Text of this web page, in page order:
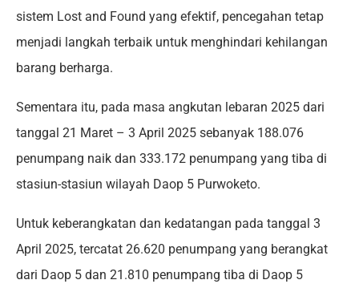
sistem Lost and Found yang efektif, pencegahan tetap
menjadi langkah terbaik untuk menghindari kehilangan
barang berharga.
Sementara itu, pada masa angkutan lebaran 2025 dari
tanggal 21 Maret – 3 April 2025 sebanyak 188.076
penumpang naik dan 333.172 penumpang yang tiba di
stasiun-stasiun wilayah Daop 5 Purwoketo.
Untuk keberangkatan dan kedatangan pada tanggal 3
April 2025, tercatat 26.620 penumpang yang berangkat
dari Daop 5 dan 21.810 penumpang tiba di Daop 5